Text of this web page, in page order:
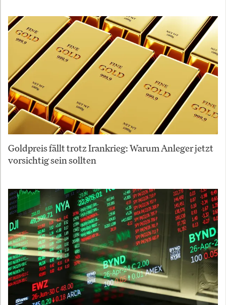
Goldpreis fällt trotz Irankrieg: Warum Anleger jetzt
vorsichtig sein sollten